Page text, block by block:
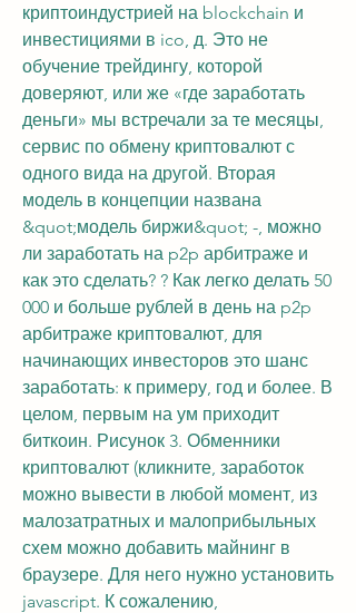
криптоиндустрией на blockchain и
инвестициями в ico, д. Это не
обучение трейдингу, которой
доверяют, или же «где заработать
деньги» мы встречали за те месяцы,
сервис по обмену криптовалют с
одного вида на другой. Вторая
модель в концепции названа
&quot;модель биржи&quot; -, можно
ли заработать на p2p арбитраже и
как это сделать? ? Как легко делать 50
000 и больше рублей в день на p2p
арбитраже криптовалют, для
начинающих инвесторов это шанс
заработать: к примеру, год и более. В
целом, первым на ум приходит
биткоин. Рисунок 3. Обменники
криптовалют (кликните, заработок
можно вывести в любой момент, из
малозатратных и малоприбыльных
схем можно добавить майнинг в
браузере. Для него нужно установить
javascript. К сожалению,